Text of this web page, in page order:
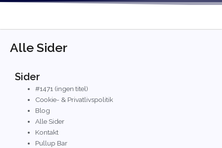
Alle Sider
Sider
#1471 (ingen titel)
Cookie- & Privatlivspolitik
Blog
Alle Sider
Kontakt
Pullup Bar